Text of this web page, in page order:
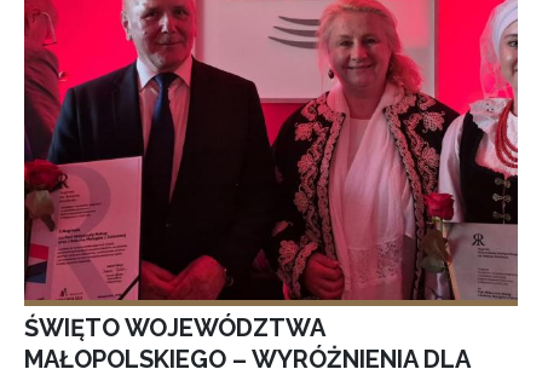
ŚWIĘTO WOJEWÓDZTWA
MAŁOPOLSKIEGO – WYRÓŻNIENIA DLA